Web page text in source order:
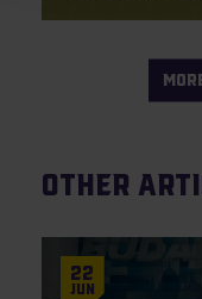
Other
22
Jun